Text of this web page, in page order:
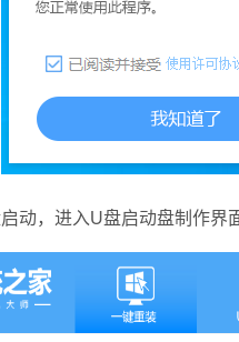
，进入U盘启动盘制作界面